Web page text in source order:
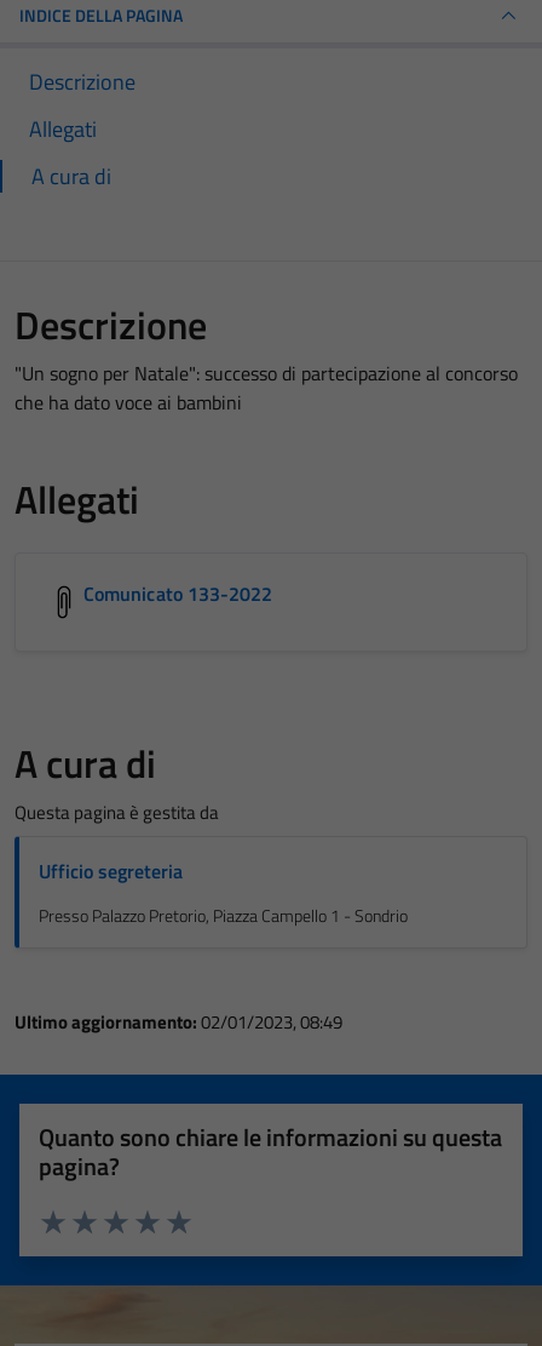
INDICE DELLA PAGINA
Descrizione
Allegati
A cura di
Descrizione
"Un sogno per Natale": successo di partecipazione al concorso
che ha dato voce ai bambini
Allegati
Comunicato 133-2022
A cura di
Questa pagina è gestita da
Ufficio segreteria
Presso Palazzo Pretorio, Piazza Campello 1 - Sondrio
Ultimo aggiornamento:02/01/2023, 08:49
Quanto sono chiare le informazioni su questa
pagina?
Valuta 5 stelle su 5
Valuta 4 stelle su 5
Valuta 3 stelle su 5
Valuta 2 stelle su 5
Valuta 1 stelle su 5